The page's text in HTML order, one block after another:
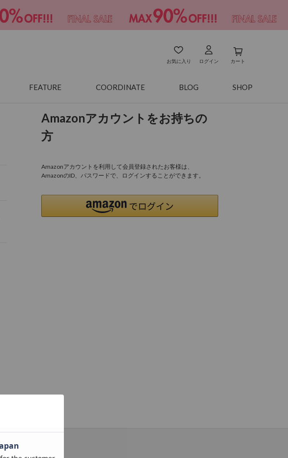
お気に入り ログイン カート
FEATURE COORDINATE BLOG SHOP
Amazonアカウントをお持ちの
方
Amazonアカウントを利用して会員登録されたお客様は、
AmazonのID、パスワードで、ログインすることができます。